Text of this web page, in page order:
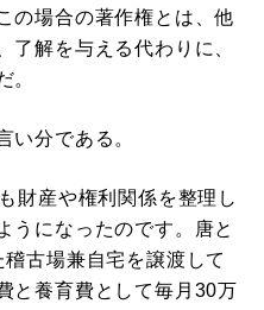
の場合の著作権とは、他
了解を与える代わりに、
。
分である。
財産や権利関係を整理し
うになったのです。唐と
古場兼自宅を譲渡して
と養育費として毎月30万